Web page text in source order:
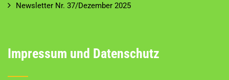
Newsletter Nr. 37/Dezember 2025
Impressum und Datenschutz